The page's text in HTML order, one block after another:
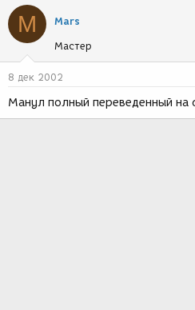
M Mars
Мастер
8 дек 2002
Манул полный переведенный на